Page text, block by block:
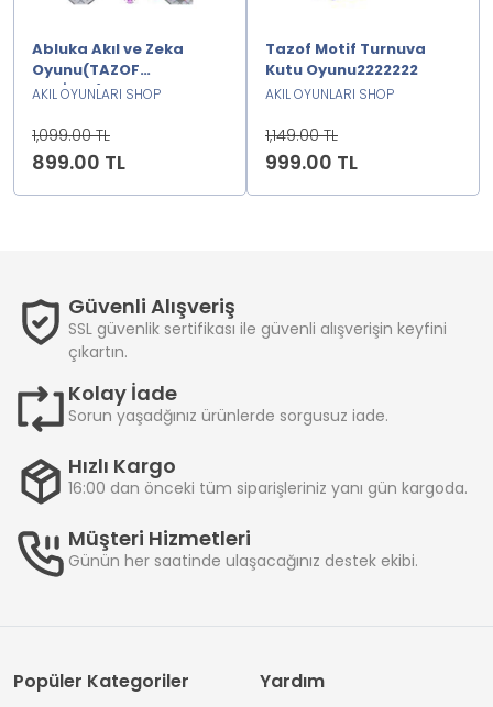
Abluka Akıl ve Zeka
Oyunu(TAZOF
ORJİNAL)2222222
AKIL OYUNLARI SHOP
1,099.00 TL
899.00 TL
Tazof Motif Turnuva
Kutu Oyunu2222222
AKIL OYUNLARI SHOP
1,149.00 TL
999.00 TL
Güvenli Alışveriş
SSL güvenlik sertifikası ile güvenli alışverişin keyfini
çıkartın.
Kolay İade
Sorun yaşadğınız ürünlerde sorgusuz iade.
Hızlı Kargo
16:00 dan önceki tüm siparişleriniz yanı gün kargoda.
Müşteri Hizmetleri
Günün her saatinde ulaşacağınız destek ekibi.
Popüler Kategoriler Yardım